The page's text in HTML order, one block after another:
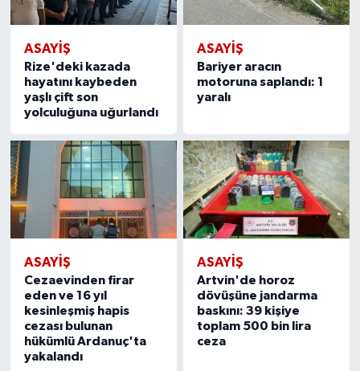
ASAYIŞ
Rize'deki kazada
hayatını kaybeden
yaşlı çift son
yolculuğuna uğurlandı
ASAYIŞ
Bariyer aracın
motoruna saplandı: 1
yaralı
ASAYIŞ
Cezaevinden firar
eden ve 16 yıl
kesinleşmiş hapis
cezası bulunan
hükümlü Ardanuç'ta
yakalandı
ASAYIŞ
Artvin'de horoz
dövüşüne jandarma
baskını: 39 kişiye
toplam 500 bin lira
ceza